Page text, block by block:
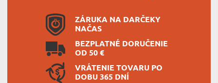
ZÁRUKA NA DARČEKY
NAČAS
BEZPLATNÉ DORUČENIE
OD 50 €
VRÁTENIE TOVARU PO
DOBU 365 DNÍ